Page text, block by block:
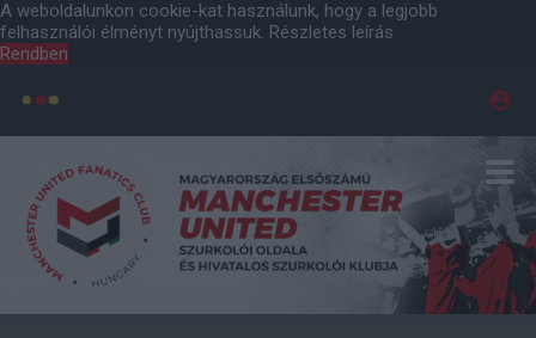
A weboldalunkon cookie-kat használunk, hogy a legjobb
felhasználói élményt nyújthassuk. Részletes leírás
Rendben